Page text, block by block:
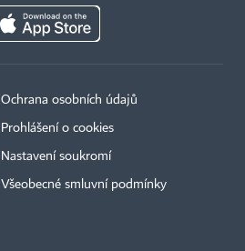
Ochrana osobních údajů
Prohlášení o cookies
Nastavení soukromí
Všeobecné smluvní podmínky